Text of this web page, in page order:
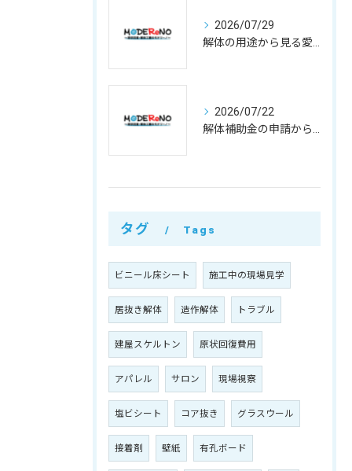
2026/07/29
2026/07/22
タグ Tags
ビニール床シート 施工中の現場見学
居抜き解体 造作解体 トラブル
建屋スケルトン 原状回復費用
アパレル サロン 現場視察
塩ビシート コア抜き グラスウール
接着剤 壁紙 有孔ボード